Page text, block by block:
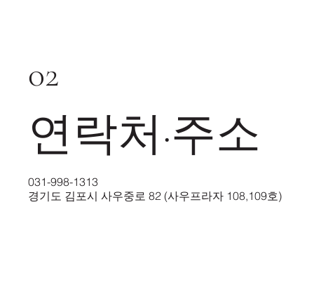
02
연락처·주소
031-998-1313
경기도 김포시 사우중로 82 (사우프라자 108,109호)